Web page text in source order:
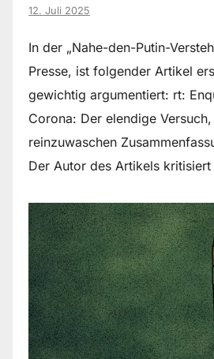
12. Juli 2025
In der „Nahe-den-Putin-
Presse, ist folgender Artikel
gewichtig argumentiert: rt:
Corona: Der elendige
reinzuwaschen
Der Autor des Artikels